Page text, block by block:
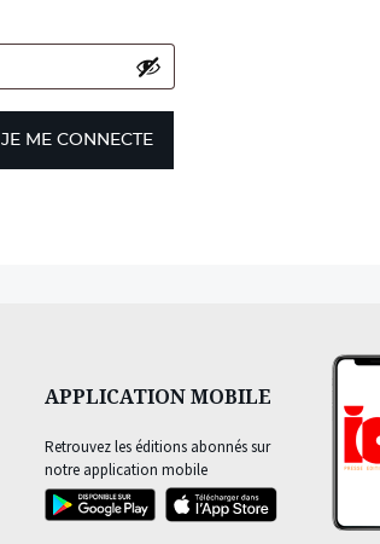
JE ME CONNECTE
APPLICATION MOBILE
Retrouvez les éditions abonnés sur
notre application mobile